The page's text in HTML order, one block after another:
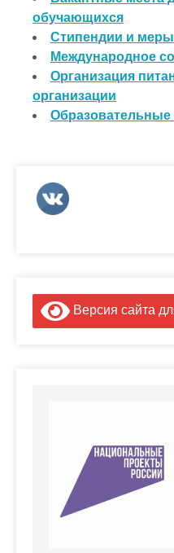
обучающихся
Стипендии и
Международное
Организация
организации
Образовательные
Версия сайта